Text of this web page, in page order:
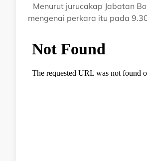
Menurut jurucakap Jabatan
mengenai perkara itu pada